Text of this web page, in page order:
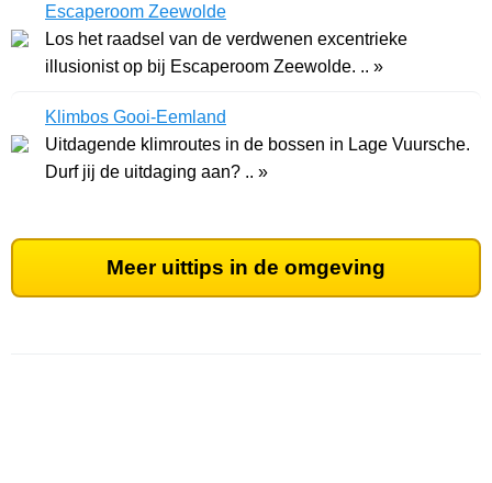
Escaperoom Zeewolde
Los het raadsel van de verdwenen excentrieke
illusionist op bij Escaperoom Zeewolde. .. »
Klimbos Gooi-Eemland
Uitdagende klimroutes in de bossen in Lage Vuursche.
Durf jij de uitdaging aan? .. »
Meer uittips in de omgeving